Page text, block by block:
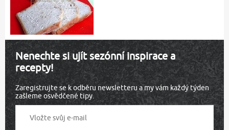
Nenechte si ujít sezónní inspirace a
recepty!
Zaregistrujte se k odběru newsletteru a my vám každý týden
zašleme osvědčené tipy.